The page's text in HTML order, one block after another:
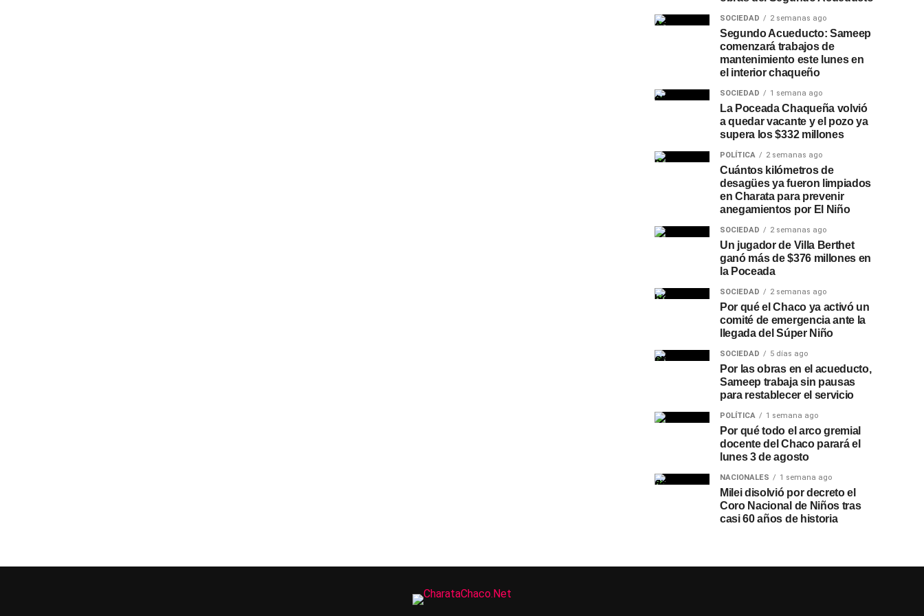
SOCIEDAD 2 semanas ago
Segundo Acueducto: Sameep
comenzará trabajos de
mantenimiento este lunes en
el interior chaqueño
SOCIEDAD 1 semana ago
La Poceada Chaqueña volvió
a quedar vacante y el pozo ya
supera los $332 millones
POLÍTICA 2 semanas ago
Cuántos kilómetros de
desagües ya fueron limpiados
en Charata para prevenir
anegamientos por El Niño
SOCIEDAD 2 semanas ago
Un jugador de Villa Berthet
ganó más de $376 millones en
la Poceada
SOCIEDAD 2 semanas ago
Por qué el Chaco ya activó un
comité de emergencia ante la
llegada del Súper Niño
SOCIEDAD 5 días ago
Por las obras en el acueducto,
Sameep trabaja sin pausas
para restablecer el servicio
POLÍTICA 1 semana ago
Por qué todo el arco gremial
docente del Chaco parará el
lunes 3 de agosto
NACIONALES 1 semana ago
Milei disolvió por decreto el
Coro Nacional de Niños tras
casi 60 años de historia